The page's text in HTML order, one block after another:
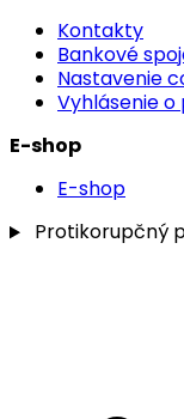
Kontakty
Bankové
Nastavenie
Vyhlásenie
E-shop
E-shop
Protikorupčný